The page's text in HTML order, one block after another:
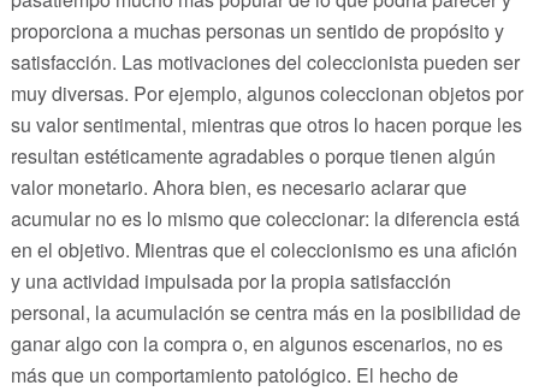
proporciona a muchas personas un sentido de propósito y
satisfacción. Las motivaciones del coleccionista pueden ser
muy diversas. Por ejemplo, algunos coleccionan objetos por
su valor sentimental, mientras que otros lo hacen porque les
resultan estéticamente agradables o porque tienen algún
valor monetario. Ahora bien, es necesario aclarar que
acumular no es lo mismo que coleccionar: la diferencia está
en el objetivo. Mientras que el coleccionismo es una afición
y una actividad impulsada por la propia satisfacción
personal, la acumulación se centra más en la posibilidad de
ganar algo con la compra o, en algunos escenarios, no es
más que un comportamiento patológico. El hecho de